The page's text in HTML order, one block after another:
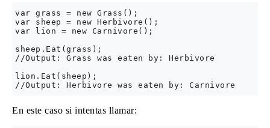
var grass = new Grass();
var sheep = new Herbivore();
var lion = new Carnivore();
sheep.Eat(grass);
//Output: Grass was eaten by: Herbivore
lion.Eat(sheep);
En este caso si intentas llamar: